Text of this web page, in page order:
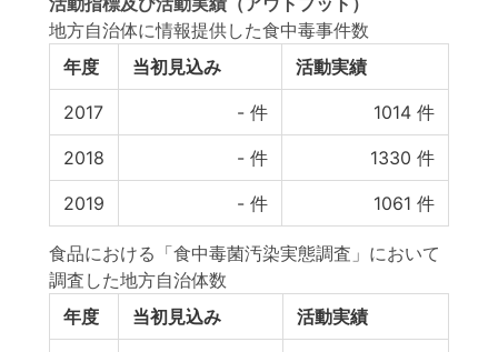
地方自治体に情報提供した食中毒事件数
年度
当初見込み 活動実績
2017 - 件 1014 件
2018 - 件 1330 件
2019 - 件 1061 件
食品における「食中毒菌汚染実態調査」において
調査した地方自治体数
年度
当初見込み 活動実績